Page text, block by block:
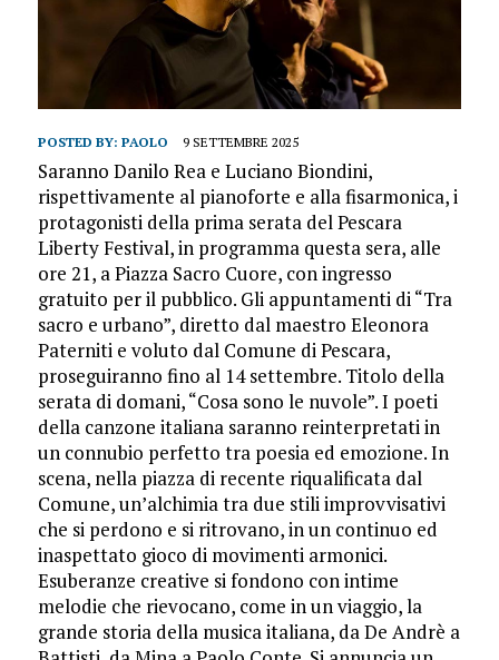
POSTED BY: PAOLO 9 SETTEMBRE 2025
Saranno Danilo Rea e Luciano Biondini,
rispettivamente al pianoforte e alla fisarmonica, i
protagonisti della prima serata del Pescara
Liberty Festival, in programma questa sera, alle
ore 21, a Piazza Sacro Cuore, con ingresso
gratuito per il pubblico. Gli appuntamenti di “Tra
sacro e urbano”, diretto dal maestro Eleonora
Paterniti e voluto dal Comune di Pescara,
proseguiranno fino al 14 settembre. Titolo della
serata di domani, “Cosa sono le nuvole”. I poeti
della canzone italiana saranno reinterpretati in
un connubio perfetto tra poesia ed emozione. In
scena, nella piazza di recente riqualificata dal
Comune, un’alchimia tra due stili improvvisativi
che si perdono e si ritrovano, in un continuo ed
inaspettato gioco di movimenti armonici.
Esuberanze creative si fondono con intime
melodie che rievocano, come in un viaggio, la
grande storia della musica italiana, da De Andrè a